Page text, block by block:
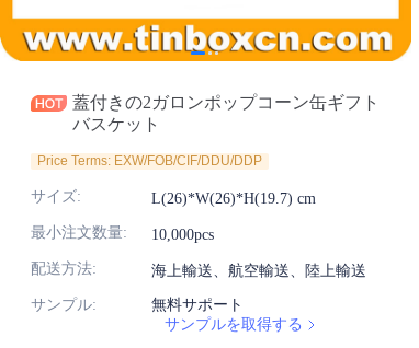
蓋付きの2ガロンポップコーン缶ギフト
バスケット
Price Terms: EXW/FOB/CIF/DDU/DDP
サイズ: L(26)*W(26)*H(19.7) cm
最小注文数量: 10,000pcs
配送方法: 海上輸送、航空輸送、陸上輸送
サンプル:
無料サポート
サンプルを取得する
ニュース